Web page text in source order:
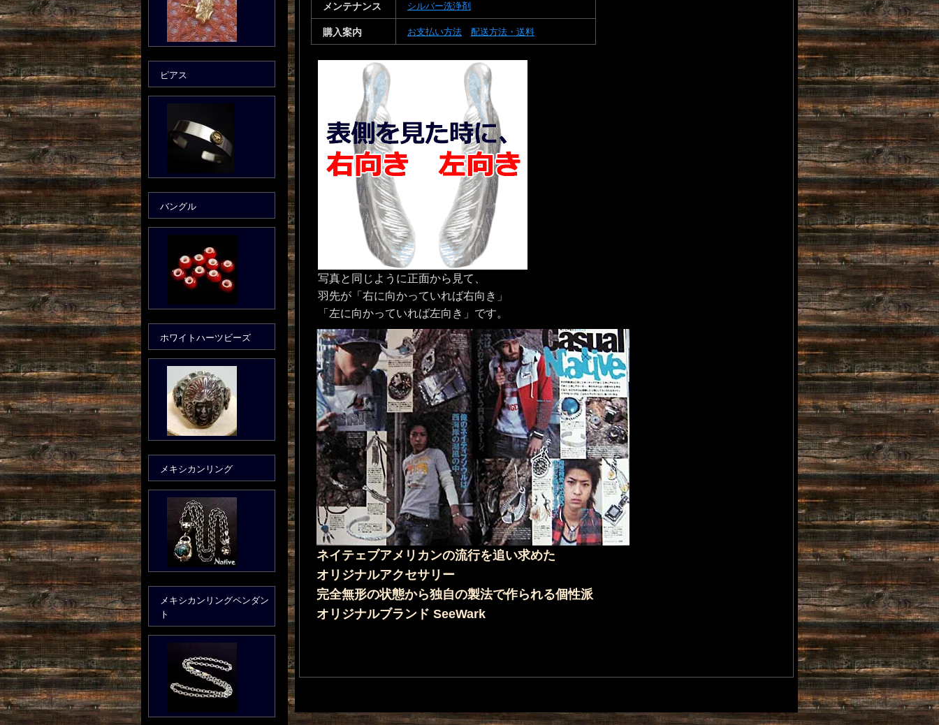
メンテナンス シルバー洗浄剤
購入案内 お支払い方法 配送方法・送料
写真と同じように正面から見て、
羽先が「右に向かっていれば右向き」
「左に向かっていれば左向き」です。
ネイテェブアメリカンの流行を追い求めた
オリジナルアクセサリー
完全無形の状態から独自の製法で作られる個性派
オリジナルブランド SeeWark
ピアス
バングル
ホワイトハーツビーズ
メキシカンリング
メキシカンリングペンダン
ト